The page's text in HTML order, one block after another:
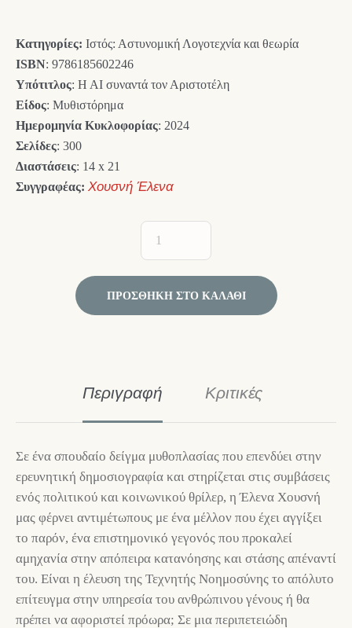
14,40 €.
Κατηγορίες: Ιστός: Αστυνομική Λογοτεχνία και θεωρία
ISBN: 9786185602246
Υπότιτλος: Η ΑΙ συναντά τον Αριστοτέλη
Είδος: Μυθιστόρημα
Ημερομηνία Κυκλοφορίας: 2024
Σελίδες: 300
Διαστάσεις: 14 x 21
Συγγραφέας: Χουσνή Έλενα
ΠΡΟΣΘΉΚΗ ΣΤΟ ΚΑΛΆΘΙ
Περιγραφή Κριτικές
Σε ένα σπουδαίο δείγμα μυθοπλασίας που επενδύει στην
ερευνητική δημοσιογραφία και στηρίζεται στις συμβάσεις
ενός πολιτικού και κοινωνικού θρίλερ, η Έλενα Χουσνή
μας φέρνει αντιμέτωπους με ένα μέλλον που έχει αγγίξει
το παρόν, ένα επιστημονικό γεγονός που προκαλεί
αμηχανία στην απόπειρα κατανόησης και στάσης απέναντί
του. Είναι η έλευση της Τεχνητής Νοημοσύνης το απόλυτο
επίτευγμα στην υπηρεσία του ανθρώπινου γένους ή θα
πρέπει να αφοριστεί πρόωρα; Σε μια περιπετειώδη